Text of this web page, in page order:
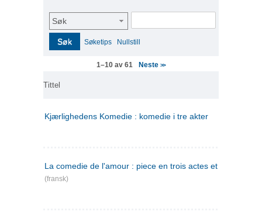
Søk
Søk Søketips Nullstill
1–10 av 61 Neste>>
Tittel
Kjærlighedens Komedie : komedie i tre akter
La comedie de l'amour : piece en trois actes et en vers
(fransk)